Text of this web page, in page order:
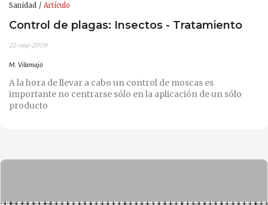
Sanidad Artículo
Control de plagas: Insectos - Tratamiento
22-sep-2009
M. Vilamajó
A la hora de llevar a cabo un control de moscas es
importante no centrarse sólo en la aplicación de un sólo
producto